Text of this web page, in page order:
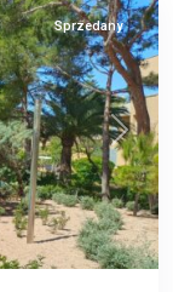
Sprzedany